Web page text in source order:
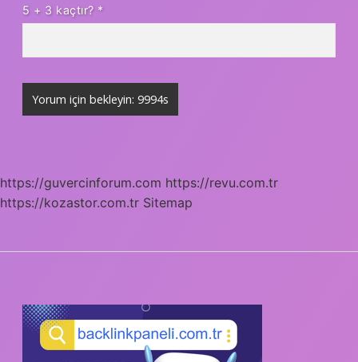
5 + 3 kaçtır? *
https://guvercinforum.com https://revu.com.tr
https://kozastor.com.tr Sitemap
SIDEBAR